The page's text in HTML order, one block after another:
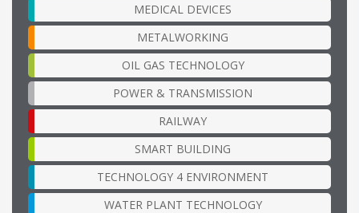
MEDICAL DEVICES
METALWORKING
OIL GAS TECHNOLOGY
POWER & TRANSMISSION
RAILWAY
SMART BUILDING
TECHNOLOGY 4 ENVIRONMENT
WATER PLANT TECHNOLOGY